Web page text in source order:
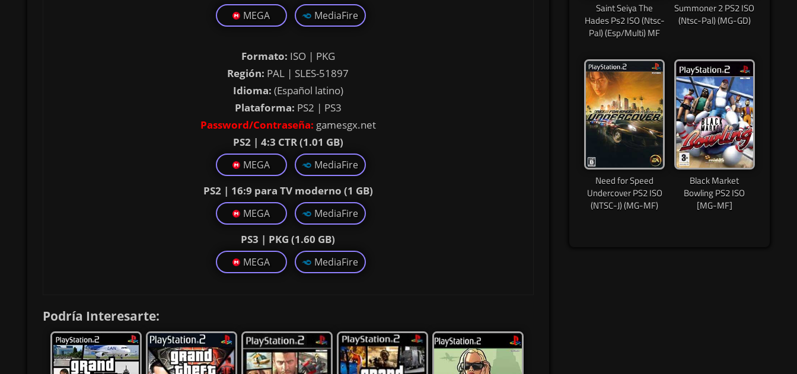
MEGA MediaFire
Formato: ISO | PKG
Región: PAL | SLES-51897
Idioma: (Español latino)
Plataforma: PS2 | PS3
Password/Contraseña: gamesgx.net
PS2 | 4:3 CTR (1.01 GB)
MEGA MediaFire
PS2 | 16:9 para TV moderno (1 GB)
MEGA MediaFire
PS3 | PKG (1.60 GB)
MEGA MediaFire
Podría Interesarte:
Saint Seiya The
Hades Ps2 ISO (Ntsc-
Pal) (Esp/Multi) MF
Summoner 2 PS2 ISO
(Ntsc-Pal) (MG-GD)
Need for Speed
Undercover PS2 ISO
(NTSC-J) (MG-MF)
Black Market
Bowling PS2 ISO
[MG-MF]